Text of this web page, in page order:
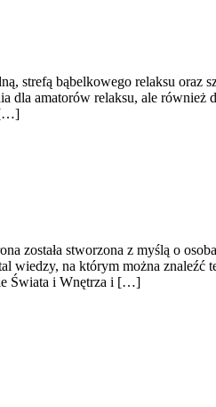
strefą bąbelkowego relaksu oraz
dla amatorów relaksu, ale
[…]
stworzona z myślą o
na którym można znaleźć
Świata i Wnętrza i […]